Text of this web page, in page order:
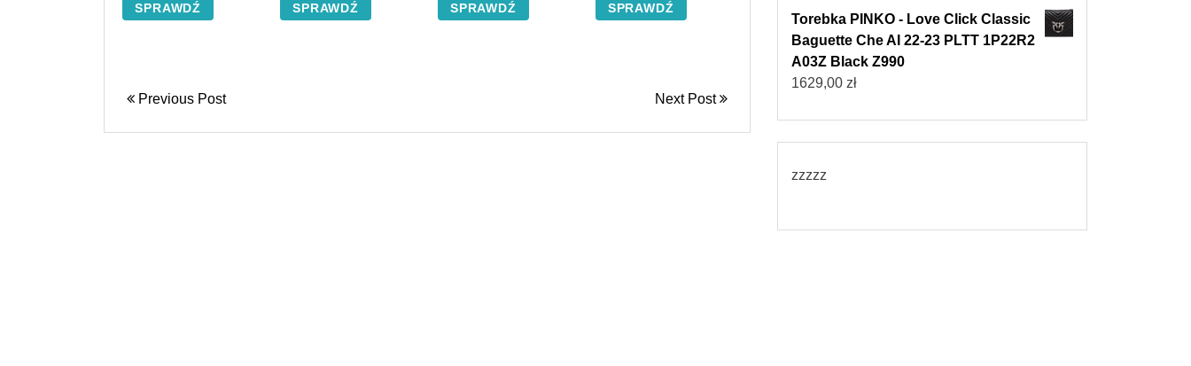
SPRAWDŹ SPRAWDŹ SPRAWDŹ SPRAWDŹ
Previous Post Next Post
Torebka PINKO - Love Click Classic
Baguette Che AI 22-23 PLTT 1P22R2
A03Z Black Z990
1629,00 zł
zzzzz